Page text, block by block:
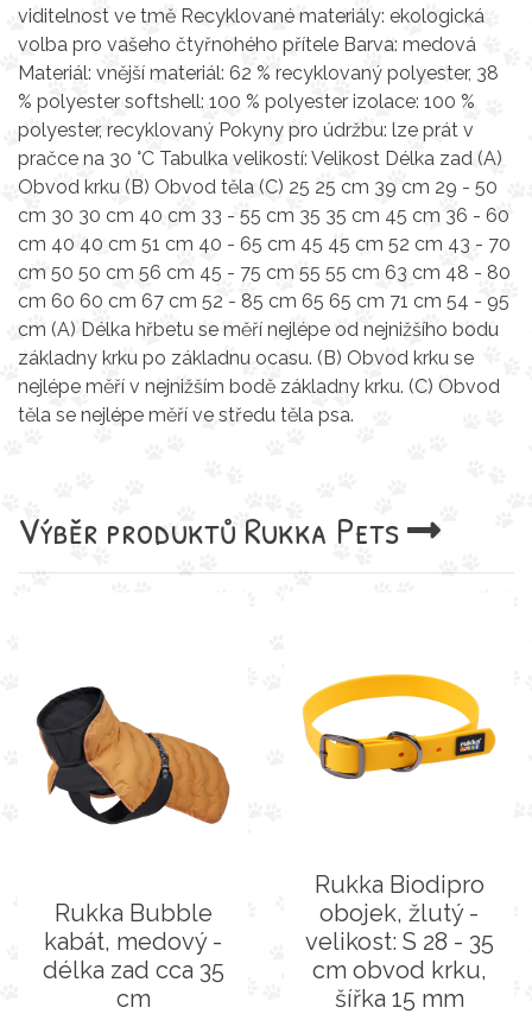
viditelnost ve tmě Recyklované materiály: ekologická
volba pro vašeho čtyřnohého přítele Barva: medová
Materiál: vnější materiál: 62 % recyklovaný polyester, 38
% polyester softshell: 100 % polyester izolace: 100 %
polyester, recyklovaný Pokyny pro údržbu: lze prát v
pračce na 30 °C Tabulka velikostí: Velikost Délka zad (A)
Obvod krku (B) Obvod těla (C) 25 25 cm 39 cm 29 - 50
cm 30 30 cm 40 cm 33 - 55 cm 35 35 cm 45 cm 36 - 60
cm 40 40 cm 51 cm 40 - 65 cm 45 45 cm 52 cm 43 - 70
cm 50 50 cm 56 cm 45 - 75 cm 55 55 cm 63 cm 48 - 80
cm 60 60 cm 67 cm 52 - 85 cm 65 65 cm 71 cm 54 - 95
cm (A) Délka hřbetu se měří nejlépe od nejnižšího bodu
základny krku po základnu ocasu. (B) Obvod krku se
nejlépe měří v nejnižším bodě základny krku. (C) Obvod
těla se nejlépe měří ve středu těla psa.
Výběr produktů Rukka Pets
Rukka Bubble
kabát, medový -
délka zad cca 35
cm
Rukka Biodipro
obojek, žlutý -
velikost: S 28 - 35
cm obvod krku,
šířka 15 mm